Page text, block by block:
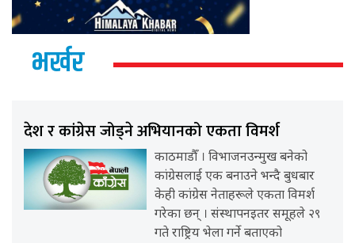
भर्खर
देश र कांग्रेस जोड्ने अभियानको एकता विमर्श
काठमाडौँ । विभाजनउन्मुख बनेको
कांग्रेसलाई एक बनाउने भन्दै बुधबार
केही कांग्रेस नेताहरूले एकता विमर्श
गरेका छन् । संस्थापनइतर समूहले २९
गते राष्ट्रिय भेला गर्ने बताएको